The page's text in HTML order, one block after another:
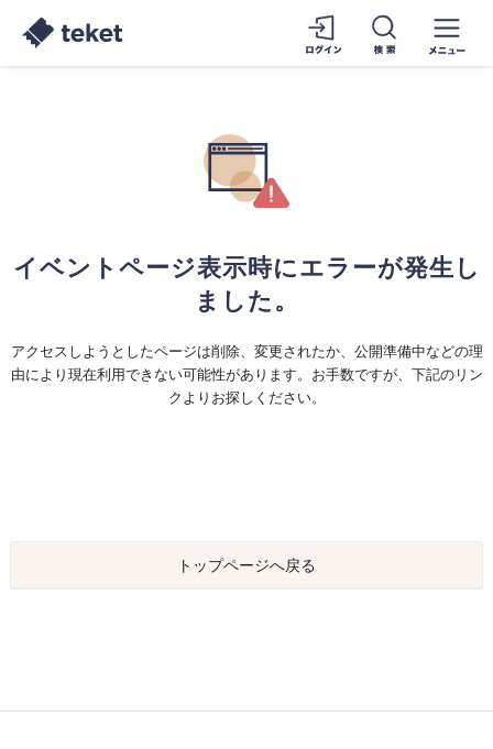
イベントページ表示時にエラーが発生し
ました。
アクセスしようとしたページは削除、変更されたか、公開準備中などの理
由により現在利用できない可能性があります。お手数ですが、下記のリン
クよりお探しください。
トップページへ戻る